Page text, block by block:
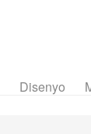
Disenyo